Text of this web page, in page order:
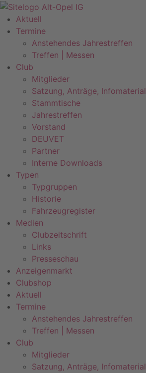
Zum
Inhalt
springen
Aktuell
Termine
Anstehendes Jahrestreffen
Treffen | Messen
Club
Mitglieder
Satzung, Anträge, Infomaterial
Stammtische
Jahrestreffen
Vorstand
DEUVET
Partner
Interne Downloads
Typen
Typgruppen
Historie
Fahrzeugregister
Medien
Clubzeitschrift
Links
Presseschau
Anzeigenmarkt
Clubshop
Aktuell
Termine
Anstehendes Jahrestreffen
Treffen | Messen
Club
Mitglieder
Satzung, Anträge, Infomaterial